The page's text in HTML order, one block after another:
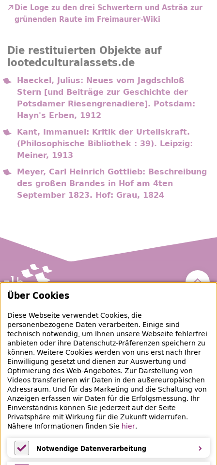
Die Loge zu den drei Schwertern und Asträa zur
grünenden Raute im Freimaurer-Wiki
Die restituierten Objekte auf
lootedculturalassets.de
Haeckel, Julius: Neues vom Jagdschloß
Stern [und Beiträge zur Geschichte der
Potsdamer Riesengrenadiere]. Potsdam:
Hayn's Erben, 1912
Kant, Immanuel: Kritik der Urteilskraft.
(Philosophische Bibliothek : 39). Leipzig:
Meiner, 1913
Meyer, Carl Heinrich Gottlieb: Beschreibung
des großen Brandes in Hof am 4ten
September 1823. Hof: Grau, 1824
Zentral- und Landesbibliothek Berlin
raubgut@zlb.de
+49 30 90226-733
Social-Media Kanäle der ZLB
Facebook Mastodon Instagram
Bereich Provenienzforschung
Breite Straße 30-36
10178 Berlin
Über Cookies
Diese Webseite verwendet Cookies, die
personenbezogene Daten verarbeiten. Einige sind
technisch notwendig, um Ihnen unsere Webseite fehlerfrei
anbieten oder ihre Datenschutz-Präferenzen speichern zu
können. Weitere Cookies werden von uns erst nach Ihrer
Einwilligung gesetzt und dienen zur Auswertung und
Optimierung des Web-Angebotes. Zur Darstellung von
Videos transferieren wir Daten in den außereuropäischen
Adressraum. Und für das Marketing und die Schaltung von
Anzeigen erfassen wir Daten für die Erfolgsmessung. Ihr
Einverständnis können Sie jederzeit auf der Seite
Privatsphäre mit Wirkung für die Zukunft widerrufen.
Nähere Informationen finden Sie hier.
Notwendige Datenverarbeitung